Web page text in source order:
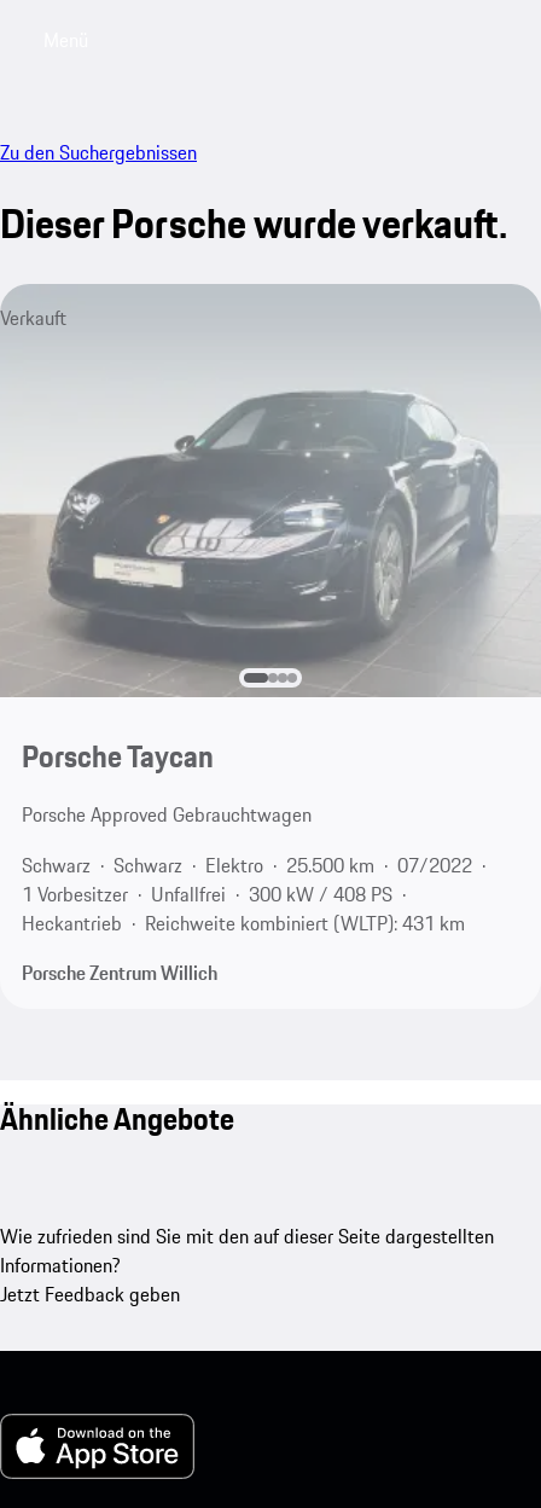
Zu den Suchergebnissen
Dieser Porsche wurde verkauft.
Verkauft
Porsche Taycan
Porsche Approved Gebrauchtwagen
Schwarz
Schwarz Elektro 25.500 km
07/2022
1 Vorbesitzer
Unfallfrei
300 kW / 408 PS
Heckantrieb
Reichweite kombiniert (WLTP): 431 km
Porsche Zentrum Willich
Ähnliche Angebote
Wie zufrieden sind Sie mit den auf dieser Seite dargestellten
Informationen?
Jetzt Feedback geben